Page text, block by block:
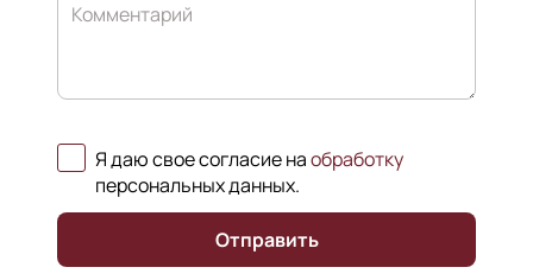
Комментарий
Я даю свое согласие наобработку
персональных данных.
Отправить